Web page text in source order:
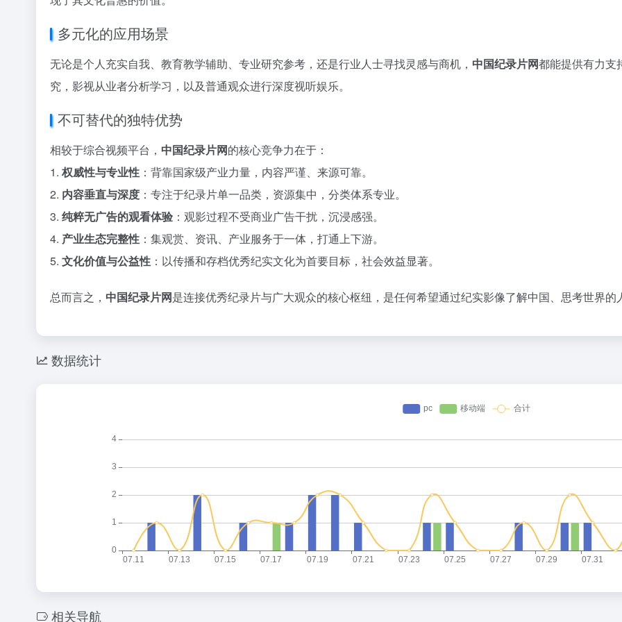
多元化的应用场景
无论是个人充实自我、教育教学辅助、专业研究参考，还是行业人士寻找灵感与商机， 中国纪录片网都能提供有力支
究，影视从业者分析学习，以及普通观众进行深度视听娱乐。
不可替代的独特优势
相较于综合视频平台， 中国纪录片网的核心竞争力在于：
1. 权威性与专业性 ：背靠国家级产业力量，内容严谨、来源可靠。
2. 内容垂直与深度 ：专注于纪录片单一品类，资源集中，分类体系专业。
3. 纯粹无广告的观看体验 ：观影过程不受商业广告干扰，沉浸感强。
4. 产业生态完整性 ：集观赏、资讯、产业服务于一体，打通上下游。
5. 文化价值与公益性 ：以传播和存档优秀纪实文化为首要目标，社会效益显著。
总而言之， 中国纪录片网是连接优秀纪录片与广大观众的核心枢纽，是任何希望通过纪实影像了解中国、思考世界的
数据统计
相关导航